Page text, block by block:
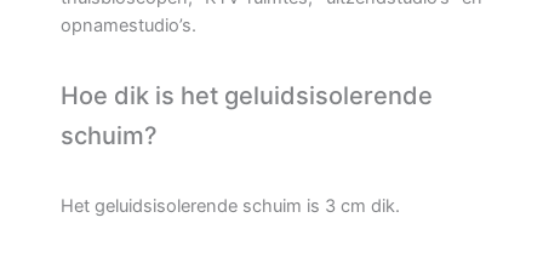
opnamestudio’s.
Hoe dik is het geluidsisolerende
schuim?
Het geluidsisolerende schuim is 3 cm dik.